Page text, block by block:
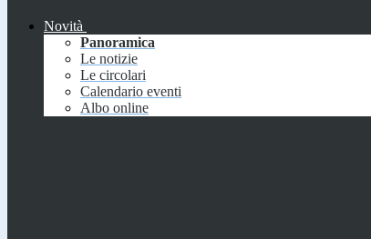
Novità
Panoramica
Le notizie
Le circolari
Calendario eventi
Albo online